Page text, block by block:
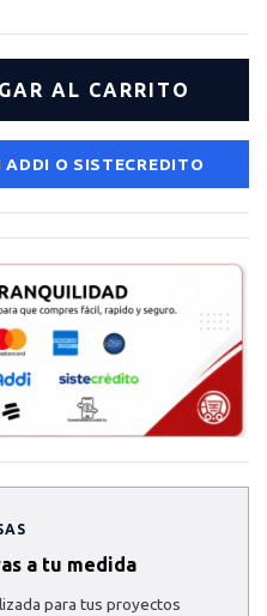
ADDI O SISTECREDITO
a tu medida
para tus proyectos